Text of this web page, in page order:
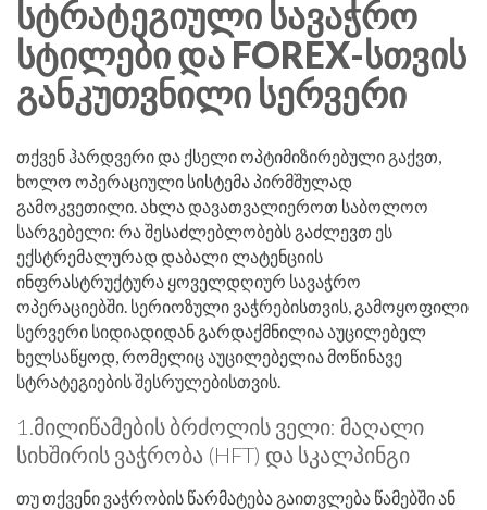
ᲡᲢᲠᲐᲢᲔᲒᲘᲣᲚᲘ ᲡᲐᲕᲐᲭᲠᲝ
ᲡᲢᲘᲚᲔᲑᲘ ᲓᲐ FOREX-ᲡᲗᲕᲘᲡ
ᲒᲐᲜᲙᲣᲗᲕᲜᲘᲚᲘ ᲡᲔᲠᲕᲔᲠᲘ
თქვენ ჰარდვერი და ქსელი ოპტიმიზირებული გაქვთ,
ხოლო ოპერაციული სისტემა პირმშულად
გამოკვეთილი. ახლა დავათვალიეროთ საბოლოო
სარგებელი: რა შესაძლებლობებს გაძლევთ ეს
ექსტრემალურად დაბალი ლატენციის
ინფრასტრუქტურა ყოველდღიურ სავაჭრო
ოპერაციებში. სერიოზული ვაჭრებისთვის, გამოყოფილი
სერვერი სიდიადიდან გარდაქმნილია აუცილებელ
ხელსაწყოდ, რომელიც აუცილებელია მოწინავე
სტრატეგიების შესრულებისთვის.
1.მილიწამების ბრძოლის ველი: მაღალი
სიხშირის ვაჭრობა (HFT) და სკალპინგი
თუ თქვენი ვაჭრობის წარმატება გაითვლება წამებში ან